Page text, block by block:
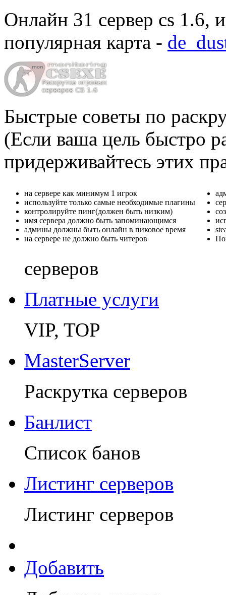
Онлайн 31 сервер cs 1.6,
популярная карта -
Быстрые советы по
(Если ваша цель быстро
придерживайтесь этих
на сервере как минимум 1 игрок
используйте только самые необходимые плагины
контролируйте пинг(должен быть низким)
имя сервера должно быть запоминающимся
админы должны быть онлайн в пиковое время
на сервере не должно быть читеров
серверов
Платные услуги
VIP, TOP
MasterServer
Раскрутка серверов
Банлист
Список банов
Листинг серверов
Листинг серверов
Добавить